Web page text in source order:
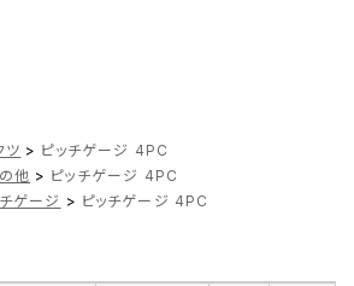
ツ > ピッチゲージ 4PC
他 > ピッチゲージ 4PC
ゲージ > ピッチゲージ 4PC